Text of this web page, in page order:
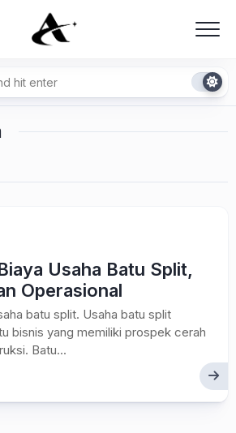
Usaha Batu Split,
Operasional
batu split. Usaha batu split
bisnis yang memiliki prospek cerah
Batu...